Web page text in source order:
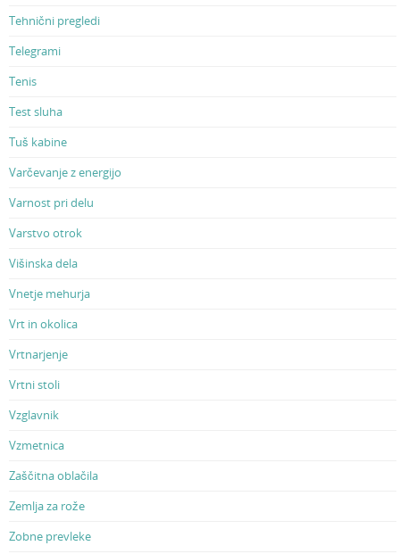
Tehnični pregledi
Telegrami
Tenis
Test sluha
Tuš kabine
Varčevanje z energijo
Varnost pri delu
Varstvo otrok
Višinska dela
Vnetje mehurja
Vrt in okolica
Vrtnarjenje
Vrtni stoli
Vzglavnik
Vzmetnica
Zaščitna oblačila
Zemlja za rože
Zobne prevleke